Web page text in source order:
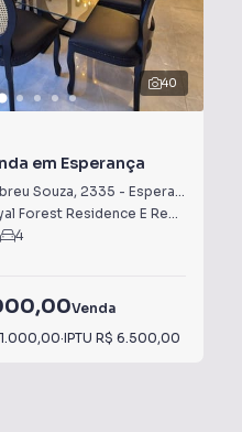
40
em Esperança
Souza, 2335 - Esperança
Condomínio Royal Forest Residence E Resort
4
Venda
·IPTU R$ 6.500,00